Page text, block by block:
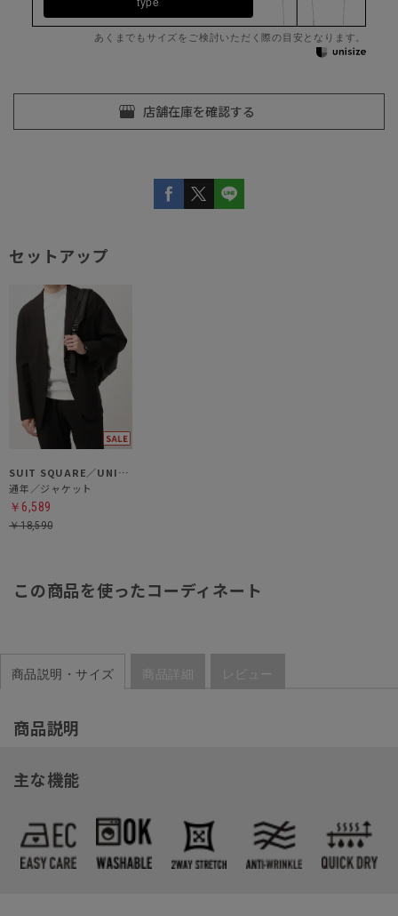
あくまでもサイズをご検討いただく際の目安となります。
セットアップ
SUIT SQUARE／UNIVERSAL LANGUAGE
通年／ジャケット
￥6,589
￥18,590
この商品を使ったコーディネート
商品説明・サイズ 商品詳細 レビュー
商品説明
主な機能